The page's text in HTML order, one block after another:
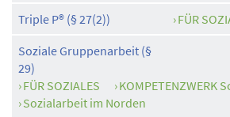
Triple P® (§ 27(2))
FÜR
Soziale Gruppenarbeit (§
29)
FÜR SOZIALES
KOMPETENZWERK
Sozialarbeit im Norden